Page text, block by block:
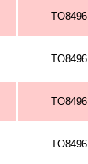
TO8496
TO8496
TO8496
TO8496